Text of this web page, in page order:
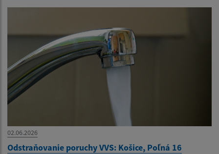
02.06.2026
Odstraňovanie poruchy VVS: Košice, Poľná 16